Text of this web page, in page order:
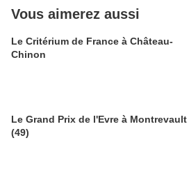
Vous aimerez aussi
Le Critérium de France à Château-
Chinon
Le Grand Prix de l'Evre à Montrevault
(49)